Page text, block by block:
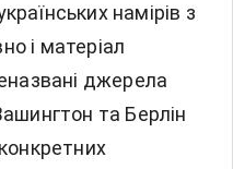
намірів з
і матеріал
джерела
та Берлін